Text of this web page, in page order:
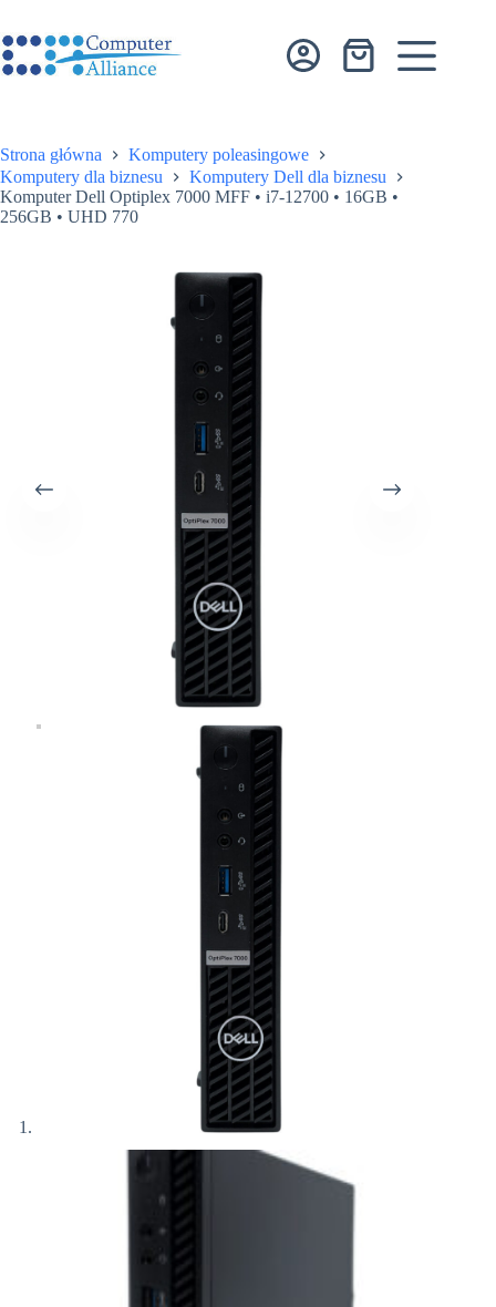
treści
Koszyk
Strona główna
Komputery poleasingowe
Komputery dla biznesu
Komputery Dell dla biznesu
Komputer Dell Optiplex 7000 MFF • i7-12700 • 16GB •
256GB • UHD 770